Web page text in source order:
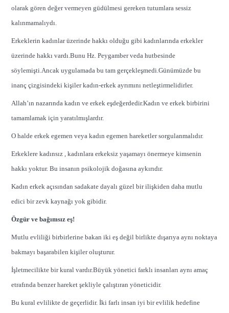
olarak gören değer vermeyen güdülmesi gereken tutumlara sessiz
kalınmamalıydı.
Erkeklerin kadınlar üzerinde hakkı olduğu gibi kadınlarında erkekler
üzerinde hakkı vardı.Bunu Hz. Peygamber veda hutbesinde
söylemişti.Ancak uygulamada bu tam gerçekleşmedi.Günümüzde bu
inanç çizgisindeki kişiler kadın-erkek ayrımını netleştirmelidirler.
Allah’ın nazarında kadın ve erkek eşdeğerdedir.Kadın ve erkek birbirini
tamamlamak için yaratılmışlardır.
O halde erkek egemen veya kadın egemen hareketler sorgulanmalıdır.
Erkeklere kadınsız , kadınlara erkeksiz yaşamayı önermeye kimsenin
hakkı yoktur. Bu insanın psikolojik doğasına aykırıdır.
Kadın erkek açısından sadakate dayalı güzel bir ilişkiden daha mutlu
edici bir zevk kaynağı yok gibidir.
Özgür ve bağımsız eş!
Mutlu evliliği birbirlerine bakan iki eş değil birlikte dışarıya aynı noktaya
bakmayı başarabilen kişiler oluşturur.
İşletmecilikte bir kural vardır.Büyük yönetici farklı insanları aynı amaç
etrafında benzer hareket şekliyle çalıştıran yöneticidir.
Bu kural evlilikte de geçerlidir. İki farlı insan iyi bir evlilik hedefine